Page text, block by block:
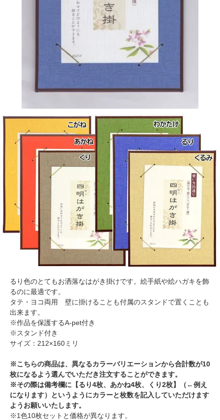
るり色のとてもお洒落なはがき掛けです。絵手紙や絵ハガキを飾
るのに最適です。
タテ・ヨコ両用 壁に掛けることも付属のスタンドで置くことも
出来ます。
※作品を保護するA-pet付き
※スタンド付き
サイズ：212×160ミリ
※こちらの商品は、異なるカラーバリエーションから合計数が10
枚になるよう選んでいただき注文することができます。
※その際は備考欄に【るり4枚、あかね4枚、くり2枚】（←例え
になります）というようにカラーと枚数を記入していただけます
ようお願いいたします。
※1色10枚セットと価格が異なります。